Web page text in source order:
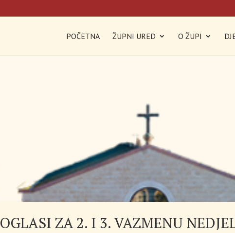
POČETNA ŽUPNI URED O ŽUPI
OGLASI ZA 2. I 3. VAZMENU